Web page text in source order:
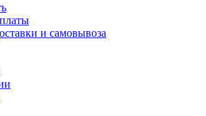
и самовывоза